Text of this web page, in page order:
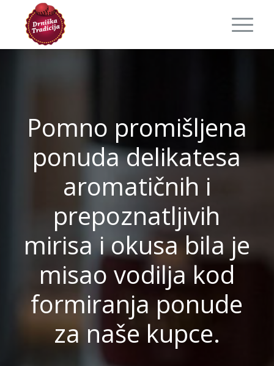
Pomno promišljena
ponuda delikatesa
aromatičnih i
prepoznatljivih
mirisa i okusa bila je
misao vodilja kod
formiranja ponude
za naše kupce.